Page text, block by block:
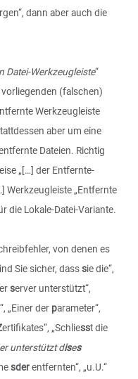
dann aber auch die
Datei-Werkzeugleiste“
(falschen)
Werkzeugleiste
aber um eine
Dateien. Richtig
„[…] der Entfernte-
Werkzeugleiste „Entfernte
die Lokale-Datei-Variante.
von denen es
Sie sicher, dasssie die“,
server unterstützt“,
„Einer der parameter“,
ertifikates“, „Schliesst die
unterstützt dises
sderentfernten“, „u.U.“